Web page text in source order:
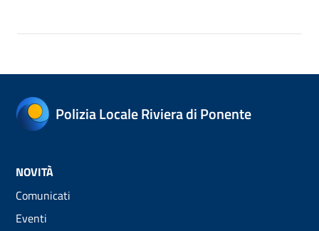
Polizia Locale Riviera di Ponente
NOVITÀ
Comunicati
Eventi